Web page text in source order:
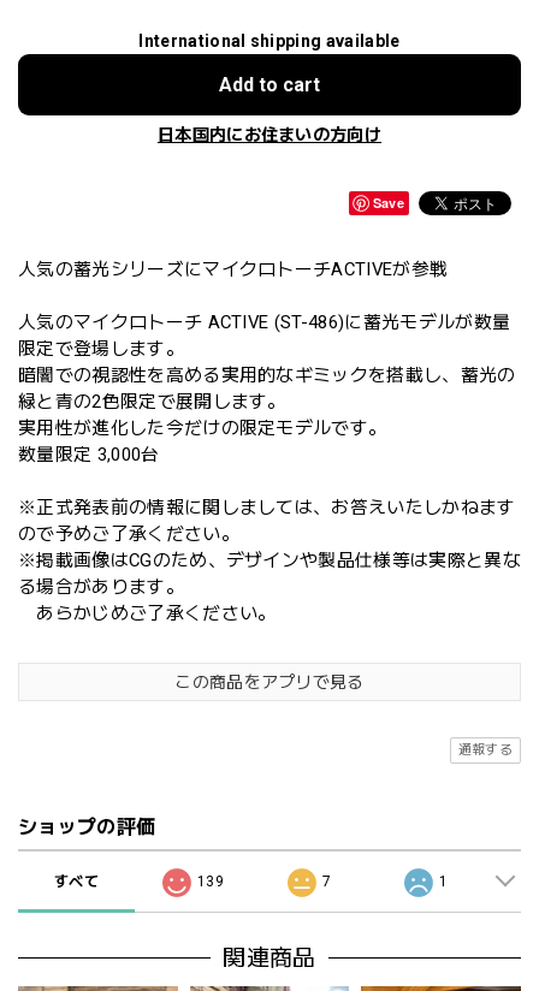
International shipping available
Add to cart
日本国内にお住まいの方向け
Save
人気の蓄光シリーズにマイクロトーチACTIVEが参戦
人気のマイクロトーチ ACTIVE (ST-486)に蓄光モデルが数量
限定で登場します。
暗闇での視認性を高める実用的なギミックを搭載し、蓄光の
緑と青の2色限定で展開します。
実用性が進化した今だけの限定モデルです。
数量限定 3,000台
※正式発表前の情報に関しましては、お答えいたしかねます
ので予めご了承ください。
※掲載画像はCGのため、デザインや製品仕様等は実際と異な
る場合があります。
あらかじめご了承ください。
この商品をアプリで見る
通報する
ショップの評価
すべて 139 7 1
関連商品